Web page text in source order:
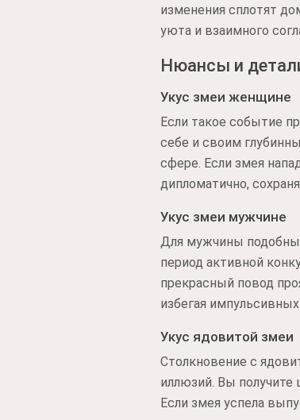
изменения сплотят
уюта и взаимного
Нюансы и
Укус змеи женщине
Если такое событие
себе и своим
сфере. Если змея
дипломатично,
Укус змеи мужчине
Для мужчины
период активной
прекрасный повод
избегая
Укус ядовитой змеи
Столкновение с
иллюзий. Вы получите
Если змея успела